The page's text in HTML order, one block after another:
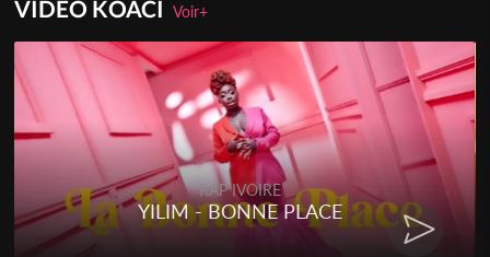
VIDEO KOACIVoir+
RAP IVOIRE
YILIM - BONNE PLACE